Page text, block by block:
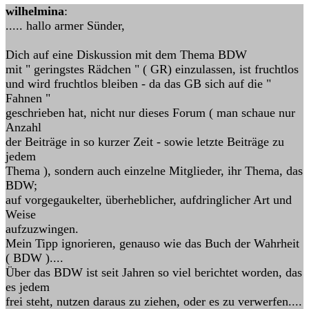
wilhelmina:
..... hallo armer Sünder,
Dich auf eine Diskussion mit dem Thema BDW
mit " geringstes Rädchen " ( GR) einzulassen, ist fruchtlos
und wird fruchtlos bleiben - da das GB sich auf die "
Fahnen "
geschrieben hat, nicht nur dieses Forum ( man schaue nur
Anzahl
der Beiträge in so kurzer Zeit - sowie letzte Beiträge zu
jedem
Thema ), sondern auch einzelne Mitglieder, ihr Thema, das
BDW;
auf vorgegaukelter, überheblicher, aufdringlicher Art und
Weise
aufzuzwingen.
Mein Tipp ignorieren, genauso wie das Buch der Wahrheit
( BDW )....
Über das BDW ist seit Jahren so viel berichtet worden, das
es jedem
frei steht, nutzen daraus zu ziehen, oder es zu verwerfen....